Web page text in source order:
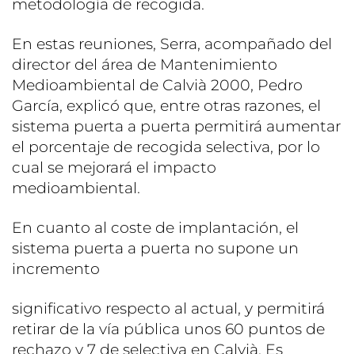
metodología de recogida.
En estas reuniones, Serra, acompañado del
director del área de Mantenimiento
Medioambiental de Calvià 2000, Pedro
García, explicó que, entre otras razones, el
sistema puerta a puerta permitirá aumentar
el porcentaje de recogida selectiva, por lo
cual se mejorará el impacto
medioambiental.
En cuanto al coste de implantación, el
sistema puerta a puerta no supone un
incremento
significativo respecto al actual, y permitirá
retirar de la vía pública unos 60 puntos de
rechazo y 7 de selectiva en Calvià, Es